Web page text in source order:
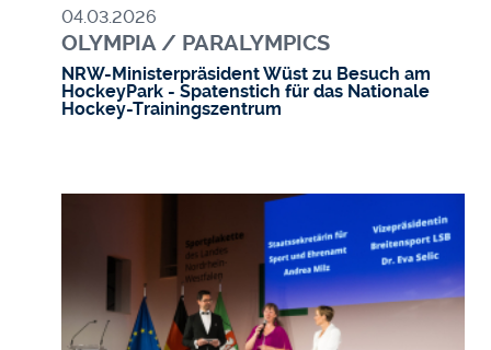
04.03.2026
OLYMPIA / PARALYMPICS
NRW-Ministerpräsident Wüst zu Besuch am
HockeyPark - Spatenstich für das Nationale
Hockey-Trainingszentrum